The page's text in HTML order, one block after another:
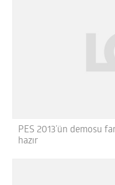
PES 2013’ün demosu
hazır